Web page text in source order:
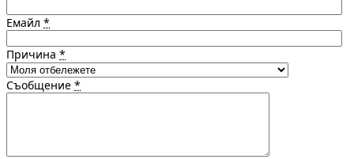
Емайл *
Причина *
Съобщение *